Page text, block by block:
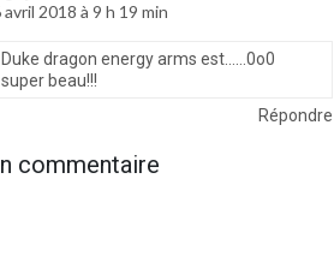
avril 2018 à 9 h 19 min
Duke dragon energy arms est……0o0
super beau!!!
Répondre
commentaire